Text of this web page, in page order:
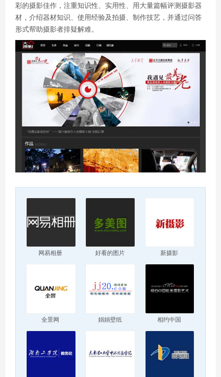
彩的摄影佳作，注重知识性、实用性、用大量篇幅评测摄影器
材，介绍器材知识、使用经验及拍摄、制作技艺，并通过问答
形式帮助摄影者排疑解难。
网易相册 好看的图片 新摄影
全景网 娟娟壁纸 相约中国